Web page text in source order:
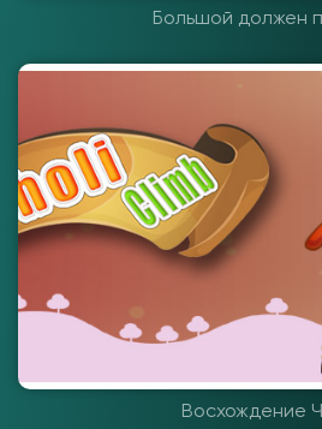
Большой должен
Восхождение